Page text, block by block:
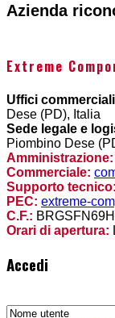
Azienda
Extreme
Uffici
Dese (PD), Italia
Sede legale e
Piombino Dese
Amministrazione:
Commerciale:
Supporto tecnico:
PEC: extreme-
C.F.:
Orari di apertura:
Accedi